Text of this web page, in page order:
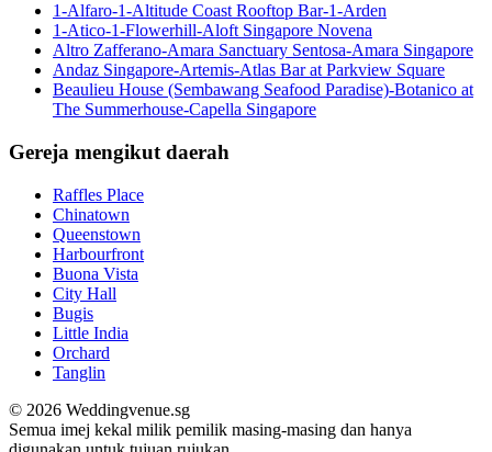
1-Alfaro-1-Altitude Coast Rooftop Bar-1-Arden
1-Atico-1-Flowerhill-Aloft Singapore Novena
Altro Zafferano-Amara Sanctuary Sentosa-Amara Singapore
Andaz Singapore-Artemis-Atlas Bar at Parkview Square
Beaulieu House (Sembawang Seafood Paradise)-Botanico at
The Summerhouse-Capella Singapore
Gereja mengikut daerah
Raffles Place
Chinatown
Queenstown
Harbourfront
Buona Vista
City Hall
Bugis
Little India
Orchard
Tanglin
© 2026 Weddingvenue.sg
Semua imej kekal milik pemilik masing-masing dan hanya